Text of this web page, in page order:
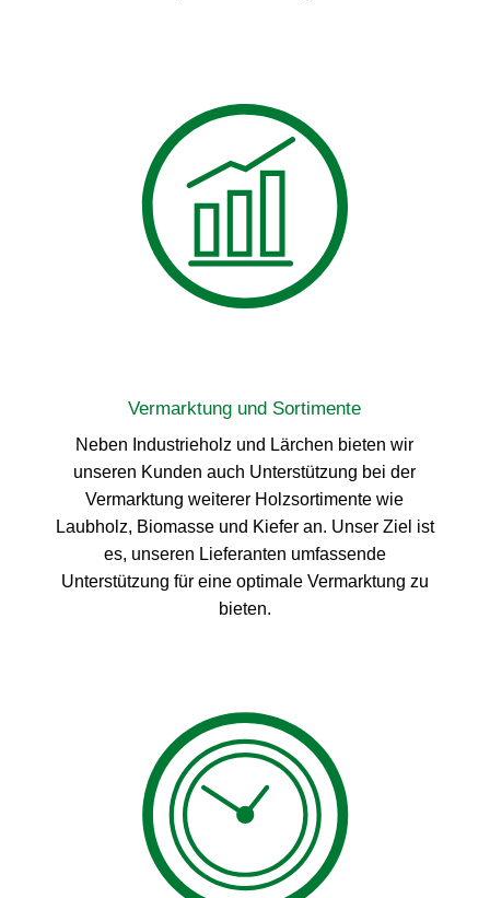
Vermarktung und Sortimente
Neben Industrieholz und Lärchen bieten wir
unseren Kunden auch Unterstützung bei der
Vermarktung weiterer Holzsortimente wie
Laubholz, Biomasse und Kiefer an. Unser Ziel ist
es, unseren Lieferanten umfassende
Unterstützung für eine optimale Vermarktung zu
bieten.